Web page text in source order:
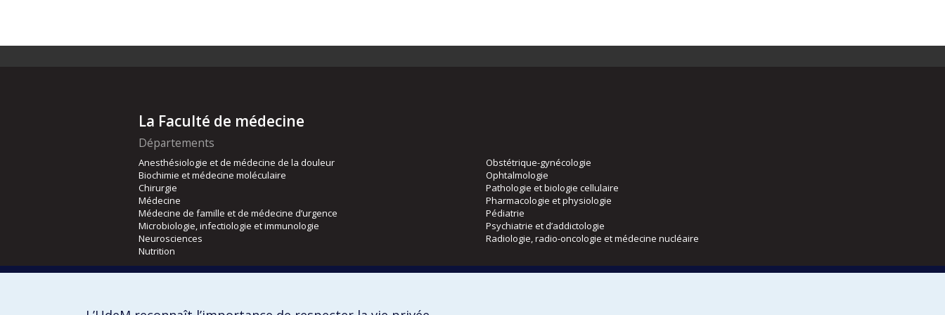
La Faculté de médecine
Départements
Anesthésiologie et de médecine de la douleur
Biochimie et médecine moléculaire
Chirurgie
Médecine
Médecine de famille et de médecine d’urgence
Microbiologie, infectiologie et immunologie
Neurosciences
Nutrition
Obstétrique-gynécologie
Ophtalmologie
Pathologie et biologie cellulaire
Pharmacologie et physiologie
Pédiatrie
Psychiatrie et d’addictologie
Radiologie, radio-oncologie et médecine nucléaire